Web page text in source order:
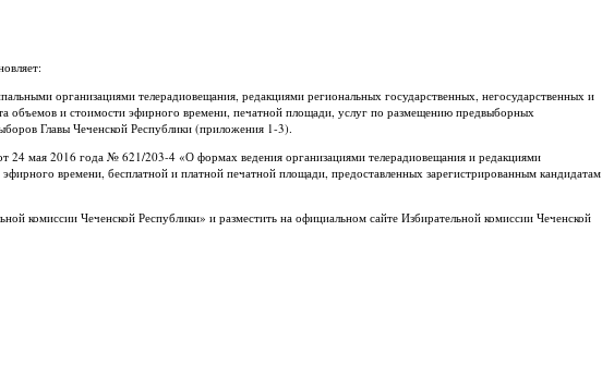
организациями телерадиовещания, редакциями региональных государственных, негосударственных и
объемов и стоимости эфирного времени, печатной площади, услуг по размещению предвыборных
Главы Чеченской Республики (приложения 1-3).
24 мая 2016 года № 621/203-4 «О формах ведения организациями телерадиовещания и редакциями
времени, бесплатной и платной печатной площади, предоставленных зарегистрированным кандидатам
комиссии Чеченской Республики» и разместить на официальном сайте Избирательной комиссии Чеченской